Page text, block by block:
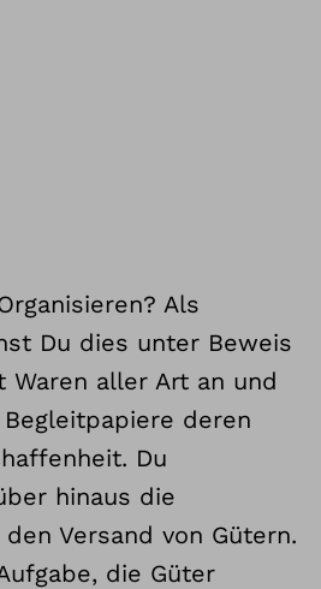
Als
Du dies unter Beweis
aller Art an und
deren
Du
hinaus die
Versand von Gütern.
die Güter